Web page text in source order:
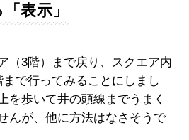
表示」
（3階）まで戻り、スクエア内
で行ってみることにしまし
を歩いて井の頭線までうまく
んが、他に方法はなさそうで